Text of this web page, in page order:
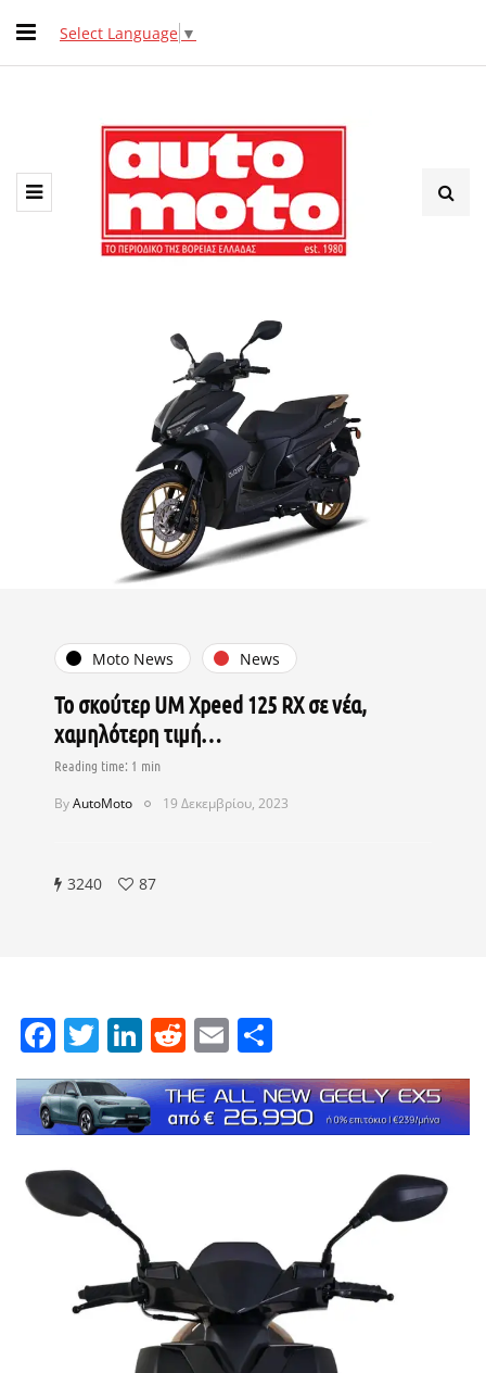
Select Language ▼
Moto News News
Το σκούτερ UM Xpeed 125 RX σε νέα,
χαμηλότερη τιμή…
ByAutoMoto 19 Δεκεμβρίου, 2023
3240 87
Facebook
Twitter
LinkedIn
Reddit
Email